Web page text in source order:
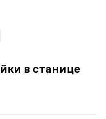
в станице